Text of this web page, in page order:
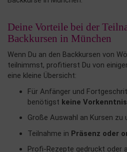
Deine Vorteile bei der
Backkursen in München
Wenn Du an den Backkursen von
teilnimmst, profitierst Du von
eine kleine Übersicht:
Für Anfänger und
benötigst keine
Große Auswahl an Kursen
Teilnahme in Präsenz oder
Profi-Rezepte gedruckt oder